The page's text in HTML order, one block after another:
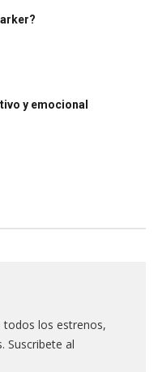
y emocional
todos los estrenos,
Suscribete al